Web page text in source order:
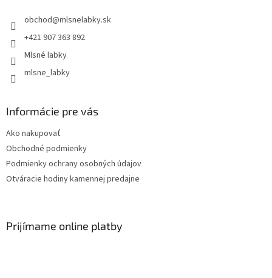
obchod@mlsnelabky.sk
+421 907 363 892
Mlsné labky
mlsne_labky
Informácie pre vás
Ako nakupovať
Obchodné podmienky
Podmienky ochrany osobných údajov
Otváracie hodiny kamennej predajne
Prijímame online platby